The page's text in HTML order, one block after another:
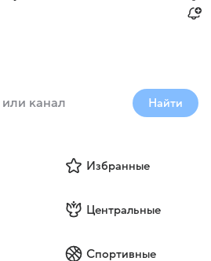
Найти
Избранные
Центральные
Спортивные